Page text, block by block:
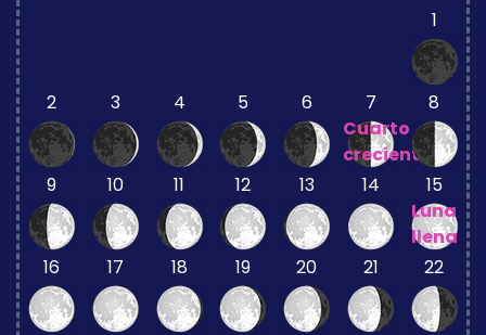
1
2 3 4 5 6
7
Cuarto
creciente
8
9 10 11 12 13 14
15
Luna
llena
16
17 18 19 20 21 22